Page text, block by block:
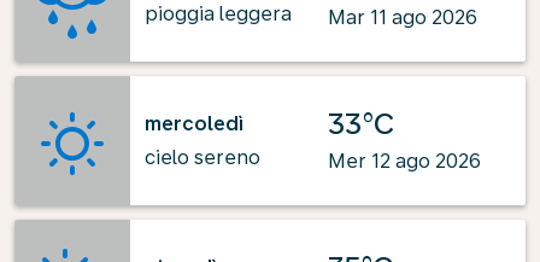
pioggia leggera
Mar 11 ago 2026
mercoledì
cielo sereno
33°C
Mer 12 ago 2026